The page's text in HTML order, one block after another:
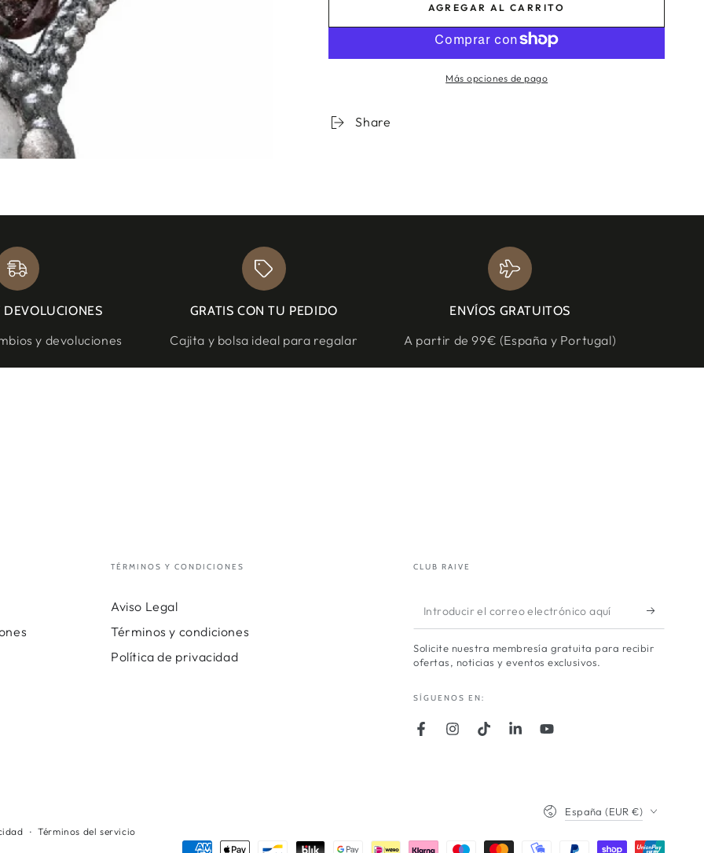
AGREGAR AL CARRITO
Más opciones de pago
Share
DEVOLUCIONES
y devoluciones
GRATIS CON TU PEDIDO
Cajita y bolsa ideal para regalar
ENVÍOS GRATUITOS
A partir de 99€ (España y Portugal)
TÉRMINOS Y CONDICIONES
Aviso Legal
Términos y condiciones
Política de privacidad
CLUB RAIVE
Introducir
el
correo
aquí
Solicite nuestra membresía gratuita para recibir
ofertas, noticias y eventos exclusivos.
SÍGUENOS EN:
FacebookInstagramTikTokLinkedInYouTube
Términos del servicio
España (EUR €)
Métodos